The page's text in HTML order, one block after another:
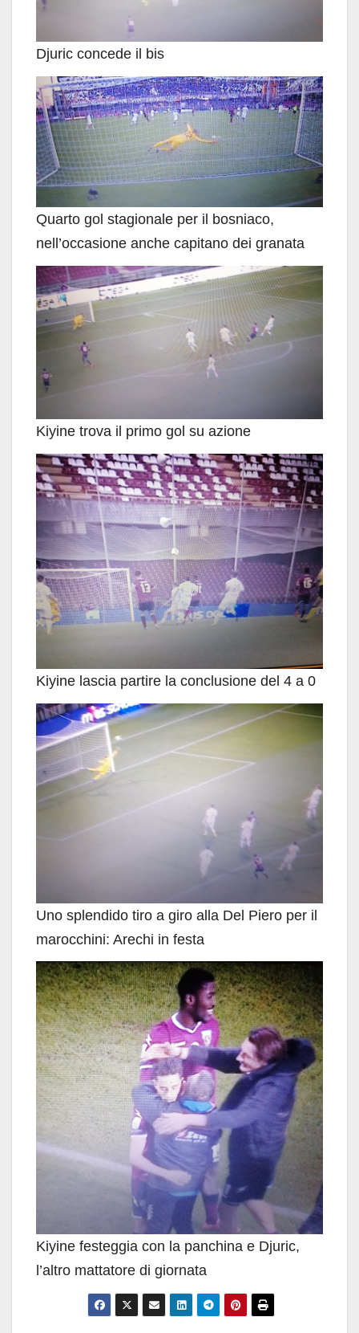
Djuric concede il bis
Quarto gol stagionale per il bosniaco,
nell’occasione anche capitano dei granata
Kiyine trova il primo gol su azione
Kiyine lascia partire la conclusione del 4 a 0
Uno splendido tiro a giro alla Del Piero per il
marocchini: Arechi in festa
Kiyine festeggia con la panchina e Djuric,
l’altro mattatore di giornata